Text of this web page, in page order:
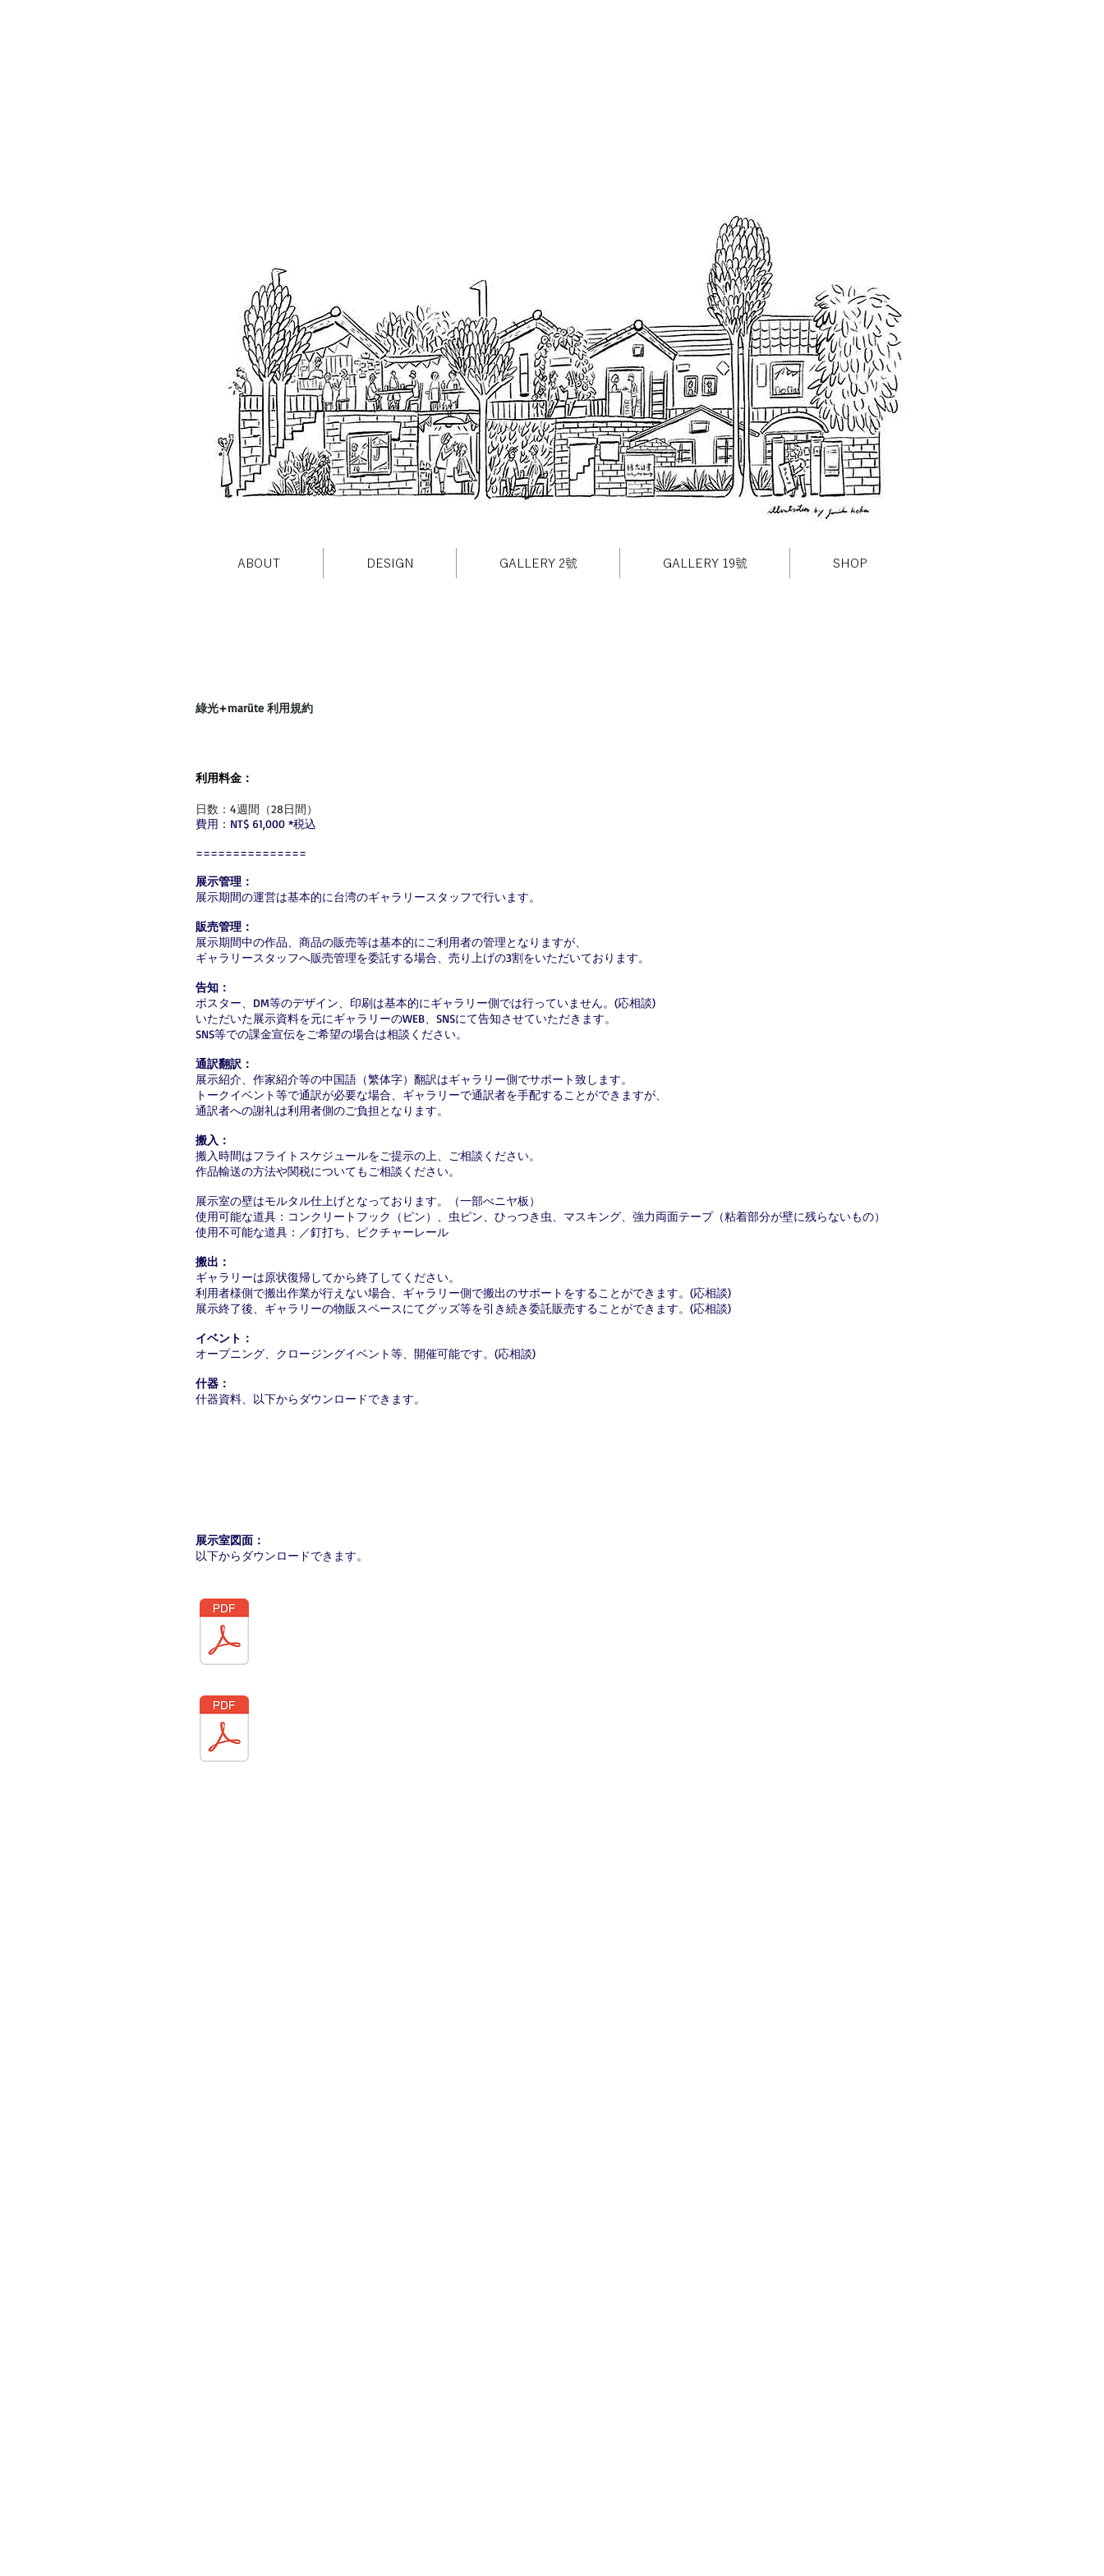
ABOUT DESIGN GALLERY 2號 GALLERY 19號 SHOP
綠光+marüte 利用規約
利用料金：
日数：4週間（28日間）
費用：NT$ 61,000 *税込
===============
展示管理：
展示期間の運営は基本的に台湾のギャラリースタッフで行います。
販売管理：
展示期間中の作品、商品の販売等は基本的にご利用者の管理となりますが、
ギャラリースタッフへ販売管理を委託する場合、売り上げの3割をいただいております。
告知：
ポスター、DM等のデザイン、印刷は基本的にギャラリー側では行っていません。(応相談)
いただいた展示資料を元にギャラリーのWEB、SNSにて告知させていただきます。
SNS等での課金宣伝をご希望の場合は相談ください。
通訳翻訳：
展示紹介、作家紹介等の中国語（繁体字）翻訳はギャラリー側でサポート致します。
トークイベント等で通訳が必要な場合、ギャラリーで通訳者を手配することができますが、
通訳者への謝礼は利用者側のご負担となります。
搬入：
搬入時間はフライトスケジュールをご提示の上、ご相談ください。
作品輸送の方法や関税についてもご相談ください。
展示室の壁はモルタル仕上げとなっております。（一部べニヤ板）
使用可能な道具：コンクリートフック（ピン）、虫ピン、ひっつき虫、マスキング、強力両面テープ（粘着部分が壁に残らないもの）
​使用不可能な道具：／釘打ち、ピクチャーレール
搬出：
ギャラリーは原状復帰してから終了してください。
利用者様側で搬出作業が行えない場合、ギャラリー側で搬出のサポートをすることができます。(応相談)
展示終了後、ギャラリーの物販スペースにてグッズ等を引き続き委託販売することができます。(応相談)
イベント：
​オープニング、クロージングイベント等、開催可能です。(応相談)
​什器：
​什器資料、以下からダウンロードできます。
​展示室図面：
​以下からダウンロードできます。